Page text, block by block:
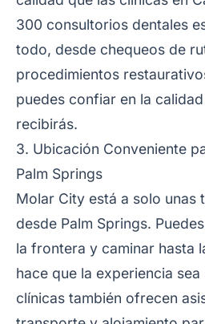
300 consultorios dentales
todo, desde chequeos de
procedimientos
puedes confiar en la
recibirás.
3. Ubicación Conveniente
Palm Springs
Molar City está a solo unas
desde Palm Springs.
la frontera y caminar hasta
hace que la experiencia
clínicas también ofrecen